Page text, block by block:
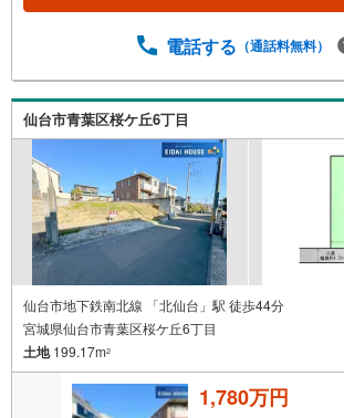
ちろん、ご購入時に気になる住宅ロー
ッズスペースも完備！お子様連れのご
越しください。営業時間:10:00～18:00
日 ※店舗により変動あり）現地のご案
どうぞお気軽にお問い合わせください
電話する （通話料無料）
仙台市青葉区桜ケ丘6丁目
仙台市地下鉄南北線 「北仙台」駅 徒歩44分
宮城県仙台市青葉区桜ケ丘6丁目
土地199.17m2
1,780万円